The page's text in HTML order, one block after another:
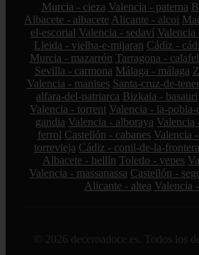
Murcia - cieza Valencia - paterna
Albacete - albacete Alicante - alcoi
el-escorial Valencia - sedaví Valencia
Lleida - vielha-e-mijaran Cádiz -
Murcia - mazarrón Tarragona -
Sevilla - carmona Málaga - málaga
Valencia - manises Santa-cruz-de-
alfara-del-patriarca Bizkaia - basauri
Valencia - torrent Valencia - la-pobla-
gandia Valencia - alboraya Valencia
ferrol Castellón - cabanes Valencia
torrevieja Cádiz - conil-de-la-frontera
Albacete - hellín Toledo - yepes
Valencia - massanassa Castellón -
Alicante - altea Valencia
© 2026 deceroadoce.es. Todos los